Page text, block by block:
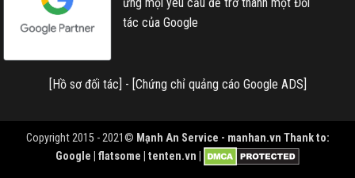
tác của Google
[Hồ sơ đối tác] - [Chứng chỉ quảng cáo Google ADS]
Copyright 2015 - 2021© Mạnh An Service - manhan.vn Thank to:
Google | flatsome | tenten.vn |